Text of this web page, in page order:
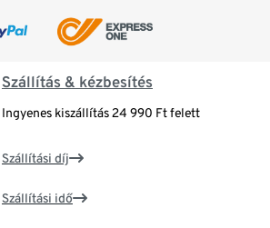
Szállítás & kézbesítés
Ingyenes kiszállítás 24 990 Ft felett
Szállítási díj
Szállítási idő